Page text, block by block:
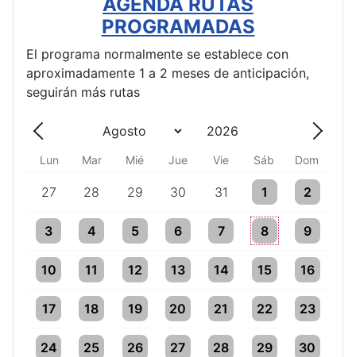
PROGRAMADAS
El programa normalmente se establece con
aproximadamente 1 a 2 meses de anticipación,
seguirán más rutas
Lun Mar Mié Jue Vie Sáb Dom
27
One event28
One event29
One event30
One event31
One event1
One event2
One event
3
One event 4
One event5
One event6
One event7
One event8
One event9
One event
10
One event11
One event12
One event13
One event14
One event15
One event16
One event
17
One event18
One event19
One event20
One event21
One event22
One event23
One event
24
One event25
One event26
One event27
One event28
One event29
One event30
One event